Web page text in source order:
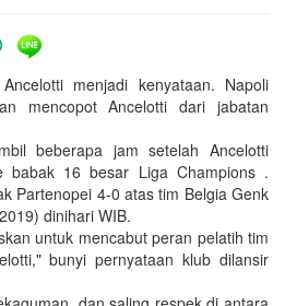
menjadi kenyataan. Napoli
mencopot Ancelotti dari jabatan
beberapa jam setelah Ancelotti
babak 16 besar Liga Champions .
Partenopei 4-0 atas tim Belgia Genk
dinihari WIB.
untuk mencabut peran pelatih tim
bunyi pernyataan klub dilansir